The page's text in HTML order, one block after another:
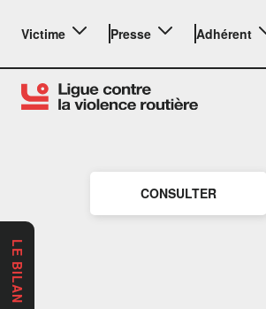
Victime Presse Adhérent
CONSULTER
LE BILAN